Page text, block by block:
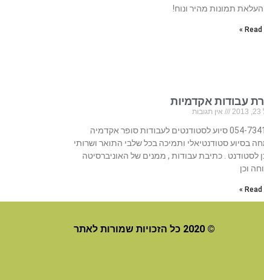
תמונות מהיר ונוח!
Read
עבודות אקדמיות
אין תגובות
054-7341616 סיוע לסטודנטים לעבודות סופר אקדמיה
בסיוע סטודנטיאלי ותמיכה בכל שלבי התואר ושרותי
לסטודנט . כתיבת עבודות , ממנים של האוניברסיטה
וכן
Read
© 2020 כל הזכויות שמורות לאתר